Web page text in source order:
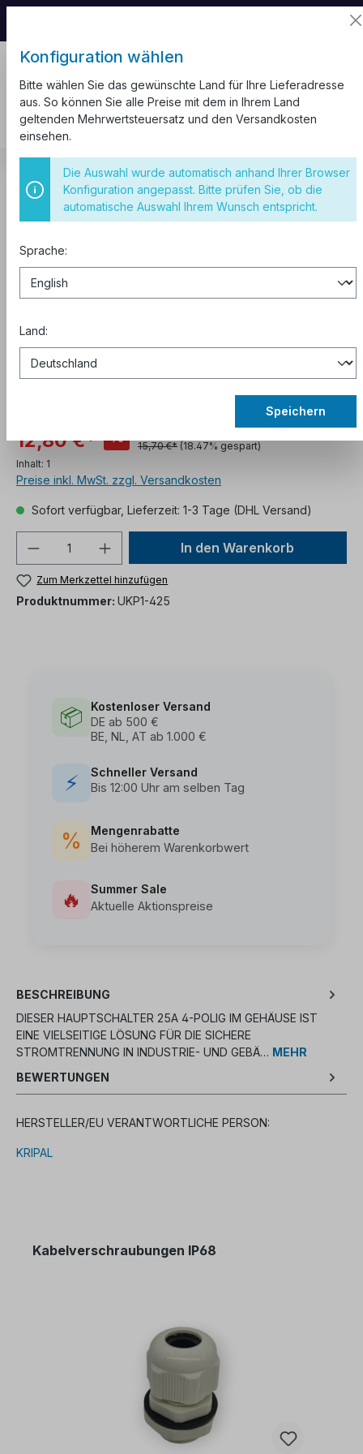
Schalter und Steckdosen Hauptschalter 4-polig
Hauptschalter 25A 4-polig VDE
12,80 €* %
15,70 €* (18.47% gespart)
Inhalt: 1
Preise inkl. MwSt. zzgl. Versandkosten
Sofort verfügbar, Lieferzeit: 1-3 Tage (DHL Versand)
In den Warenkorb
Zum Merkzettel hinzufügen
Produktnummer: UKP1-425
📦
Kostenloser Versand
DE ab 500 €
BE, NL, AT ab 1.000 €
⚡
Schneller Versand
Bis 12:00 Uhr am selben Tag
%
Mengenrabatte
Bei höherem Warenkorbwert
🔥
Summer Sale
Aktuelle Aktionspreise
BESCHREIBUNG
DIESER HAUPTSCHALTER 25A 4-POLIG IM GEHÄUSE IST
EINE VIELSEITIGE LÖSUNG FÜR DIE SICHERE
STROMTRENNUNG IN INDUSTRIE- UND GEBÄ… MEHR
BEWERTUNGEN
HERSTELLER/EU VERANTWORTLICHE PERSON:
KRIPAL
Kabelverschraubungen IP68
Konfiguration wählen
Bitte wählen Sie das gewünschte Land für Ihre Lieferadresse
aus. So können Sie alle Preise mit dem in Ihrem Land
geltenden Mehrwertsteuersatz und den Versandkosten
einsehen.
Die Auswahl wurde automatisch anhand Ihrer Browser
Konfiguration angepasst. Bitte prüfen Sie, ob die
automatische Auswahl Ihrem Wunsch entspricht.
Sprache:
Land:
Speichern